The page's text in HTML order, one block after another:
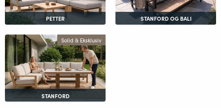
PETTER STANFORD OG BALI
Solid & Eksklusiv
STANFORD